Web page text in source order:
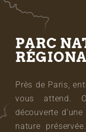
PARC
Près de Paris,
vous attend.
découverte
nature